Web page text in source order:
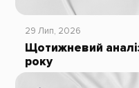
29 Лип, 2026
Щотижневий
року